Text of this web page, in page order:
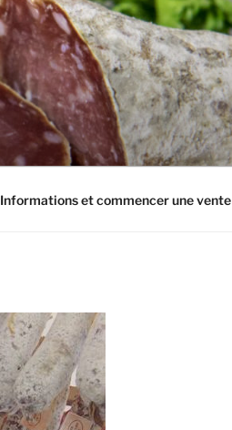
Informations et commencer une vente